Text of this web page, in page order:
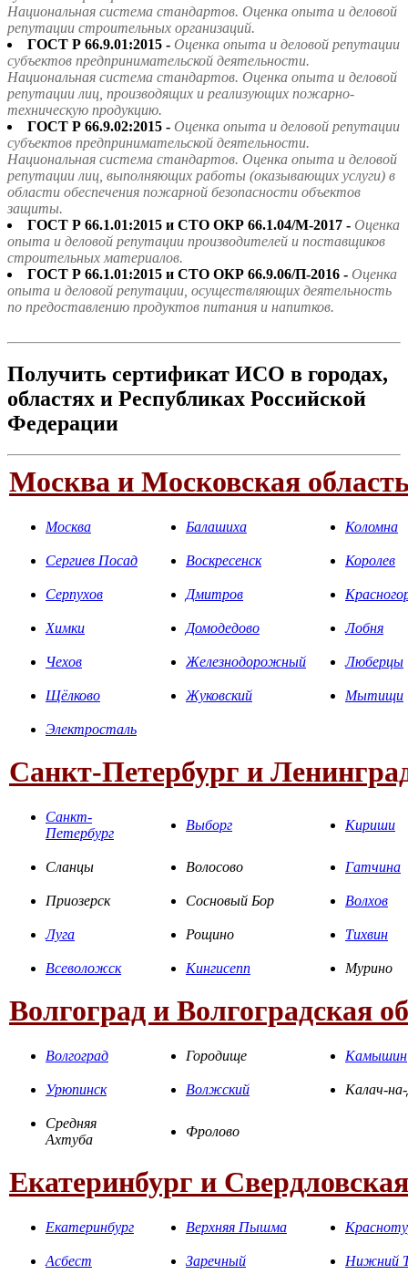
Национальная система стандартов. Оценка опыта и деловой
репутации строительных организаций.
ГОСТ Р 66.9.01:2015 - Оценка опыта и деловой репутации
субъектов предпринимательской деятельности.
Национальная система стандартов. Оценка опыта и деловой
репутации лиц, производящих и реализующих пожарно-
техническую продукцию.
ГОСТ Р 66.9.02:2015 - Оценка опыта и деловой репутации
субъектов предпринимательской деятельности.
Национальная система стандартов. Оценка опыта и деловой
репутации лиц, выполняющих работы (оказывающих услуги) в
области обеспечения пожарной безопасности объектов
защиты.
ГОСТ Р 66.1.01:2015 и СТО ОКР 66.1.04/М-2017 - Оценка
опыта и деловой репутации производителей и поставщиков
строительных материалов.
ГОСТ Р 66.1.01:2015 и СТО ОКР 66.9.06/П-2016 - Оценка
опыта и деловой репутации, осуществляющих деятельность
по предоставлению продуктов питания и напитков.
Получить сертификат ИСО в городах,
областях и Республиках Российской
Федерации
Москва и Московская
Москва Балашиха Коломна
Сергиев Посад Воскресенск Королев
Серпухов Дмитров
Химки Домодедово Лобня
Чехов Железнодорожный Люберцы
Щёлково Жуковский Мытищи
Электросталь
Санкт-Петербург и
Санкт-
Петербург
Выборг Кириши
Сланцы Волосово Гатчина
Приозерск Сосновый Бор Волхов
Луга Рощино Тихвин
Всеволожск Кингисепп Мурино
Волгоград и Волгоградская
Волгоград Городище Камышин
Урюпинск Волжский Калач-
Средняя
Ахтуба
Фролово
Екатеринбург и
Екатеринбург Верхняя Пышма
Асбест Заречный Нижний